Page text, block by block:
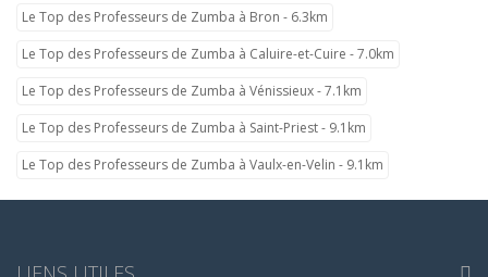
Le Top des Professeurs de Zumba à Bron - 6.3km
Le Top des Professeurs de Zumba à Caluire-et-Cuire - 7.0km
Le Top des Professeurs de Zumba à Vénissieux - 7.1km
Le Top des Professeurs de Zumba à Saint-Priest - 9.1km
Le Top des Professeurs de Zumba à Vaulx-en-Velin - 9.1km